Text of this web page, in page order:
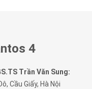
4
Trần Văn Sung:
Cầu Giấy, Hà Nội